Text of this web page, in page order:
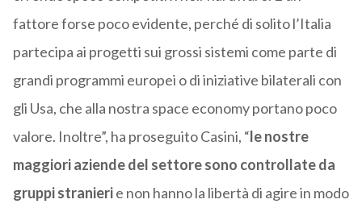
fattore forse poco evidente, perché di solito l’Italia
partecipa ai progetti sui grossi sistemi come parte di
grandi programmi europei o di iniziative bilaterali con
gli Usa, che alla nostra space economy portano poco
valore. Inoltre”, ha proseguito Casini, “le nostre
maggiori aziende del settore sono controllate da
gruppi stranierie non hanno la libertà di agire in modo